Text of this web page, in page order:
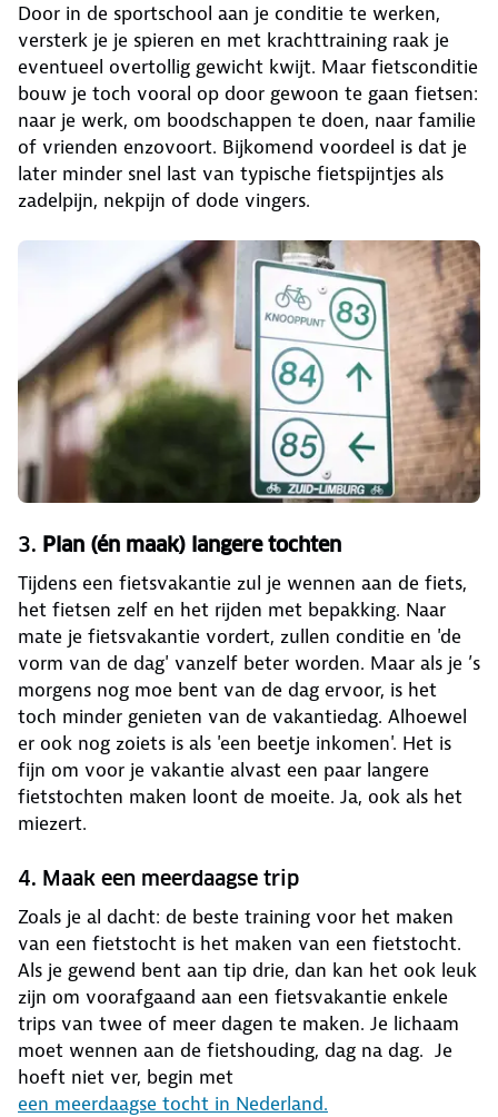
Door in de sportschool aan je conditie te werken,
versterk je je spieren en met krachttraining raak je
eventueel overtollig gewicht kwijt. Maar fietsconditie
bouw je toch vooral op door gewoon te gaan fietsen:
naar je werk, om boodschappen te doen, naar familie
of vrienden enzovoort. Bijkomend voordeel is dat je
later minder snel last van typische fietspijntjes als
zadelpijn, nekpijn of dode vingers.
3. Plan (én maak) langere tochten
Tijdens een fietsvakantie zul je wennen aan de fiets,
het fietsen zelf en het rijden met bepakking. Naar
mate je fietsvakantie vordert, zullen conditie en 'de
vorm van de dag' vanzelf beter worden. Maar als je ’s
morgens nog moe bent van de dag ervoor, is het
toch minder genieten van de vakantiedag. Alhoewel
er ook nog zoiets is als 'een beetje inkomen'. Het is
fijn om voor je vakantie alvast een paar langere
fietstochten maken loont de moeite. Ja, ook als het
miezert.
4. Maak een meerdaagse trip
Zoals je al dacht: de beste training voor het maken
van een fietstocht is het maken van een fietstocht.
Als je gewend bent aan tip drie, dan kan het ook leuk
zijn om voorafgaand aan een fietsvakantie enkele
trips van twee of meer dagen te maken. Je lichaam
moet wennen aan de fietshouding, dag na dag. Je
hoeft niet ver, begin met
een meerdaagse tocht in Nederland.